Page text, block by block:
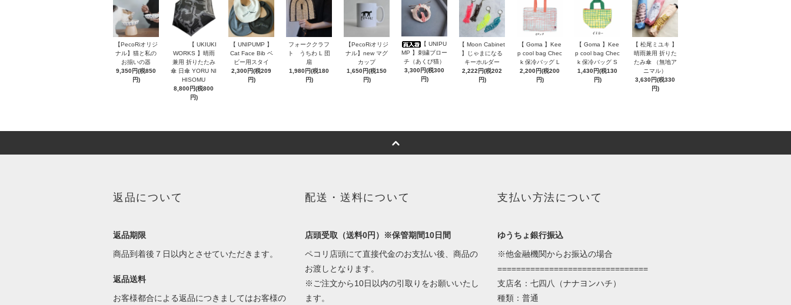
【PecoRiオリジ
ナル】猫と私の
お揃いの器
9,350円(税850
円)
【 UKIUKI
WORKS 】晴雨
兼用 折りたたみ
傘 日傘 YORU NI
HISOMU
8,800円(税800
円)
【 UNIPUMP 】
Cat Face Bib ベ
ビー用スタイ
2,300円(税209
円)
フォーククラフ
ト うちわ L 団
扇
1,980円(税180
円)
【PecoRiオリジ
ナル】new マグ
カップ
1,650円(税150
円)
【 UNIPU
MP 】刺繍ブロー
チ（あくび猫）
3,300円(税300
円)
【 Moon Cabinet
】じゃまになる
キーホルダー
2,222円(税202
円)
【 Goma 】Kee
p cool bag Chec
k 保冷バッグ L
2,200円(税200
円)
【 Goma 】Kee
p cool bag Chec
k 保冷バッグ S
1,430円(税130
円)
【 松尾ミユキ 】
晴雨兼用 折りた
たみ傘 （無地ア
ニマル）
3,630円(税330
円)
返品について
返品期限
商品到着後７日以内とさせていただきます。
返品送料
お客様都合による返品につきましてはお客様の
配送・送料について
店頭受取（送料0円）※保管期間10日間
ペコリ店頭にて直接代金のお支払い後、商品の
お渡しとなります。
※ご注文から10日以内の引取りをお願いいたし
ます。
支払い方法について
ゆうちょ銀行振込
※他金融機関からお振込の場合
================================
支店名：七四八（ナナヨンハチ）
種類：普通